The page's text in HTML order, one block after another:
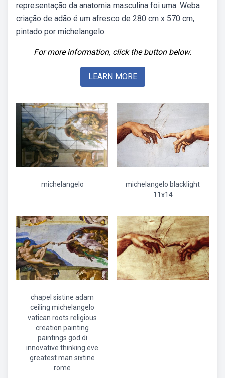
representação da anatomia masculina foi uma. Weba
criação de adão é um afresco de 280 cm x 570 cm,
pintado por michelangelo.
For more information, click the button below.
LEARN MORE
michelangelo
michelangelo blacklight
11x14
chapel sistine adam
ceiling michelangelo
vatican roots religious
creation painting
paintings god di
innovative thinking eve
greatest man sixtine
rome